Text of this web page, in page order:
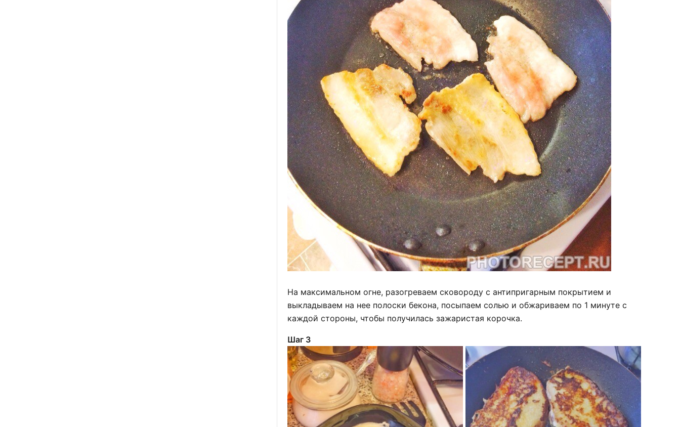
На максимальном огне, разогреваем сковороду с антипригарным покрытием и
выкладываем на нее полоски бекона, посыпаем солью и обжариваем по 1 минуте с
каждой стороны, чтобы получилась зажаристая корочка.
Шаг 3